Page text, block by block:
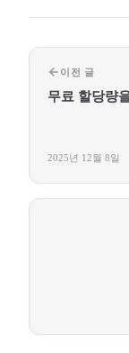
이전 글
무료 할당량
2025년 12월 8일